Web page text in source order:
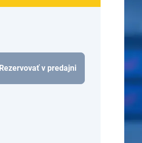
Rezervovať v predajni